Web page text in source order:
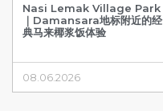
Nasi Lemak Village Park
｜Damansara地标附近的经
典马来椰浆饭体验
08.06.2026